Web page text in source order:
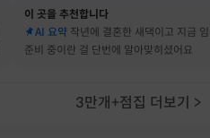
이 곳을 추천합니다
AI 요약 작년에 결혼한 새댁이고 지금 임
준비 중이란 걸 단번에 알아맞히셨어요
3만개+점집 더보기 >